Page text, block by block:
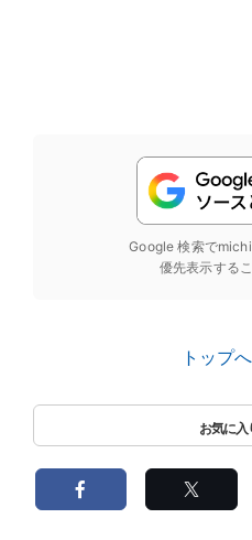
Google 検索で
優先表示する
トップ